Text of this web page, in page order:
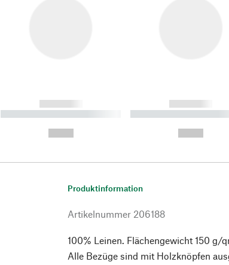
------------
----------- ----------- ----------
------------
----------- -----------
Produktinformation
Artikelnummer 206188
100% Leinen. Flächengewicht 150 g/
Alle Bezüge sind mit Holzknöpfen